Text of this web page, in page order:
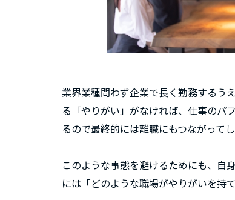
業界業種問わず企業で長く勤務するう
る「やりがい」がなければ、仕事のパ
るので最終的には離職にもつながってし
このような事態を避けるためにも、自
には「どのような職場がやりがいを持